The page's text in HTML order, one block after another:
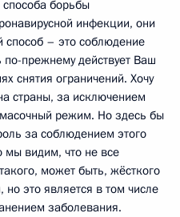
способа борьбы
инфекции, они
– это соблюдение
прежнему действует Ваш
снятия ограничений. Хочу
страны, за исключением
режим. Но здесь бы
за соблюдением этого
мы видим, что не все
может быть, жёсткого
это является в том числе
заболевания.